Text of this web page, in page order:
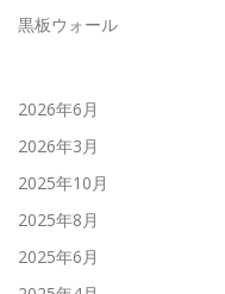
黒板ウォール
2026年6月
2026年3月
2025年10月
2025年8月
2025年6月